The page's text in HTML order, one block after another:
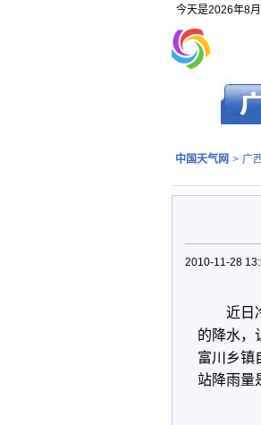
今天是2026年8月
中国天气网 > 广
2010-11-28
近日
的降水，
富川乡镇
站降雨量